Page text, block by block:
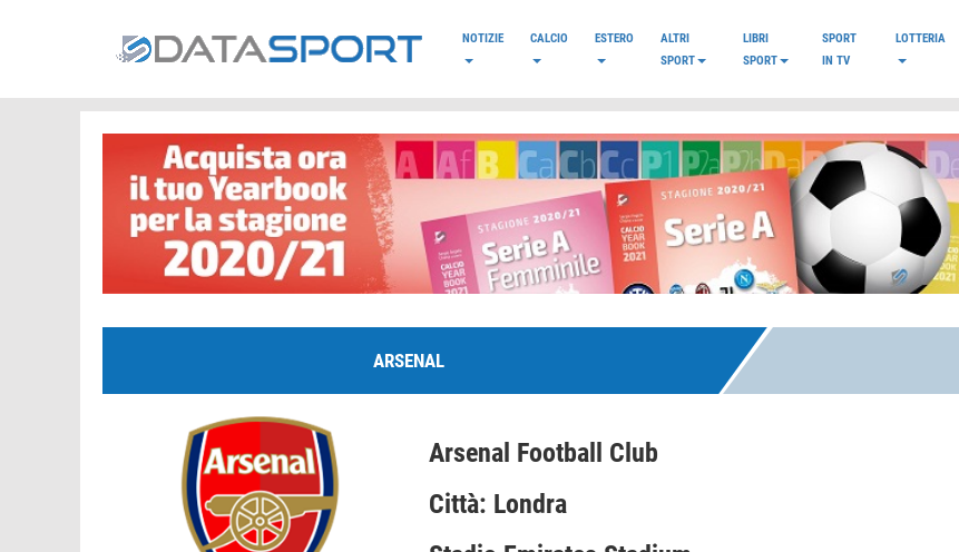
NOTIZIE CALCIO ESTERO
ALTRI
SPORT
LIBRI
SPORT
SPORT
IN TV
LOTTERIA
ARSENAL
Arsenal Football Club
Città: Londra